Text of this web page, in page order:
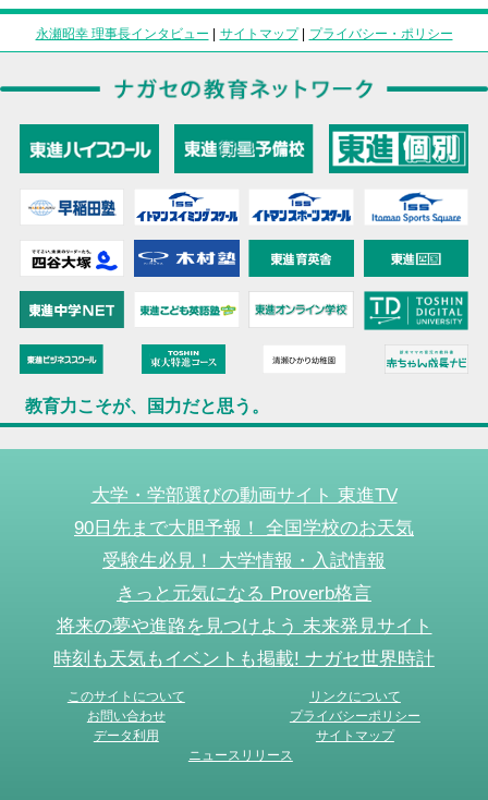
永瀬昭幸 理事長インタビュー | サイトマップ| プライバシー・ポリシー
教育力こそが、国力だと思う。
大学・学部選びの動画サイト 東進TV
90日先まで大胆予報！ 全国学校のお天気
受験生必見！ 大学情報・入試情報
きっと元気になる Proverb格言
将来の夢や進路を見つけよう 未来発見サイト
時刻も天気もイベントも掲載! ナガセ世界時計
このサイトについて
リンクについて
お問い合わせ
プライバシーポリシー
データ利用
サイトマップ
ニュースリリース